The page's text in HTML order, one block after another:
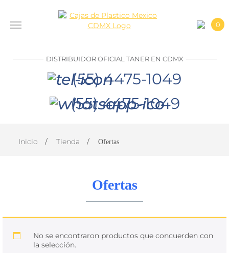
0
DISTRIBUIDOR OFICIAL TANER EN CDMX
(55) 4475-1049
(55) 4475-1049
OFICIAL
TANER EN
1049
4475-
Inicio Tienda Ofertas
Ofertas
No se encontraron productos que concuerden con
la selección.